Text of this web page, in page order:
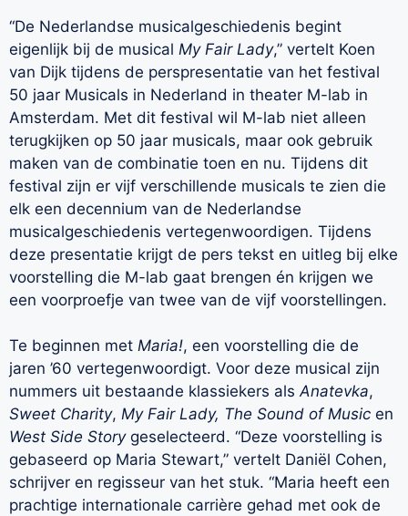
“De Nederlandse musicalgeschiedenis begint
eigenlijk bij de musical My Fair Lady,” vertelt Koen
van Dijk tijdens de perspresentatie van het festival
50 jaar Musicals in Nederland in theater M-lab in
Amsterdam. Met dit festival wil M-lab niet alleen
terugkijken op 50 jaar musicals, maar ook gebruik
maken van de combinatie toen en nu. Tijdens dit
festival zijn er vijf verschillende musicals te zien die
elk een decennium van de Nederlandse
musicalgeschiedenis vertegenwoordigen. Tijdens
deze presentatie krijgt de pers tekst en uitleg bij elke
voorstelling die M-lab gaat brengen én krijgen we
een voorproefje van twee van de vijf voorstellingen.
Te beginnen met Maria!, een voorstelling die de
jaren ’60 vertegenwoordigt. Voor deze musical zijn
nummers uit bestaande klassiekers alsAnatevka,
Sweet Charity, My Fair Lady, The Sound of Music en
West Side Storygeselecteerd. “Deze voorstelling is
gebaseerd op Maria Stewart,” vertelt Daniël Cohen,
schrijver en regisseur van het stuk. “Maria heeft een
prachtige internationale carrière gehad met ook de